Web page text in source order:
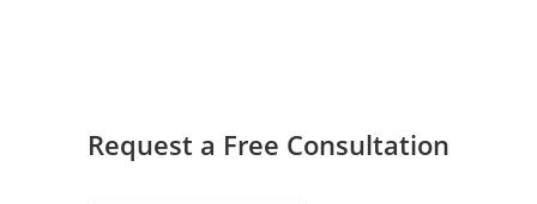
Request a Free Consultation